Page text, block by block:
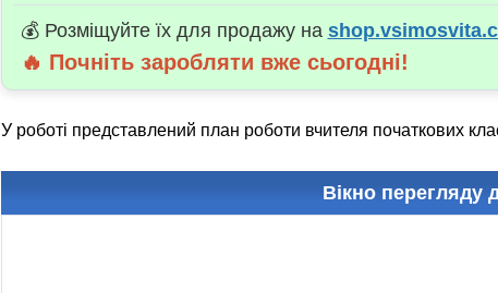
💰 Розміщуйте їх для продажу на
🔥 Почніть заробляти вже сьогодні!
У роботі представлений план роботи вчителя початкових
Вікно перегляду